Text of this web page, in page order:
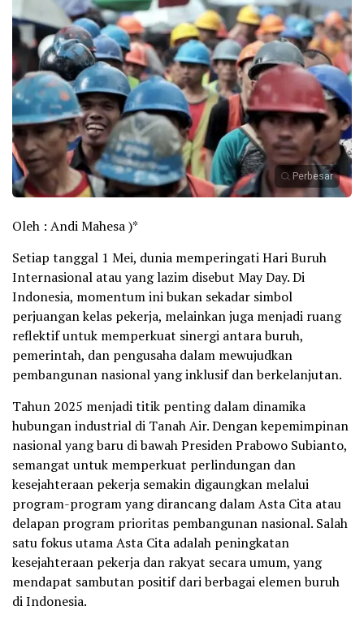
Perbesar
Oleh : Andi Mahesa )*
Setiap tanggal 1 Mei, dunia memperingati Hari Buruh
Internasional atau yang lazim disebut May Day. Di
Indonesia, momentum ini bukan sekadar simbol
perjuangan kelas pekerja, melainkan juga menjadi ruang
reflektif untuk memperkuat sinergi antara buruh,
pemerintah, dan pengusaha dalam mewujudkan
pembangunan nasional yang inklusif dan berkelanjutan.
Tahun 2025 menjadi titik penting dalam dinamika
hubungan industrial di Tanah Air. Dengan kepemimpinan
nasional yang baru di bawah Presiden Prabowo Subianto,
semangat untuk memperkuat perlindungan dan
kesejahteraan pekerja semakin digaungkan melalui
program-program yang dirancang dalam Asta Cita atau
delapan program prioritas pembangunan nasional. Salah
satu fokus utama Asta Cita adalah peningkatan
kesejahteraan pekerja dan rakyat secara umum, yang
mendapat sambutan positif dari berbagai elemen buruh
di Indonesia.